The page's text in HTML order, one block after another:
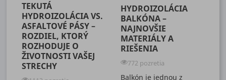
TEKUTÁ
HYDROIZOLÁCIA VS.
ASFALTOVÉ PÁSY –
ROZDIEL, KTORÝ
ROZHODUJE O
ŽIVOTNOSTI VAŠEJ
STRECHY
HYDROIZOLÁCIA
BALKÓNA –
NAJNOVŠIE
MATERIÁLY A
RIEŠENIA
772 pozretia
Balkón je jednou z